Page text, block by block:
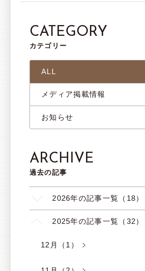
CATEGORY
カテゴリー
ALL
メディア掲載情報
お知らせ
ARCHIVE
過去の記事
2026年の記事一覧（18）
2025年の記事一覧（32）
12月（1）